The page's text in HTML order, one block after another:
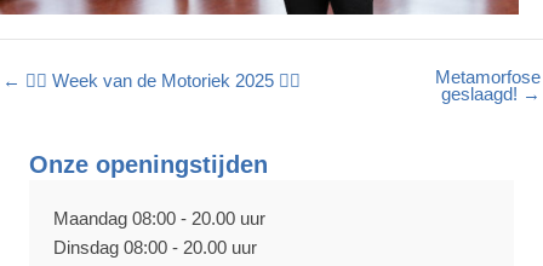
← 🏃‍♀️ Week van de Motoriek 2025 🚴‍♂️
Metamorfose
geslaagd! →
Onze openingstijden
Maandag 08:00 - 20.00 uur
Dinsdag 08:00 - 20.00 uur